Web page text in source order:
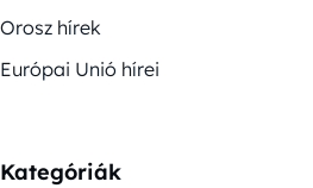
Orosz hírek
Európai Unió hírei
Kategóriák